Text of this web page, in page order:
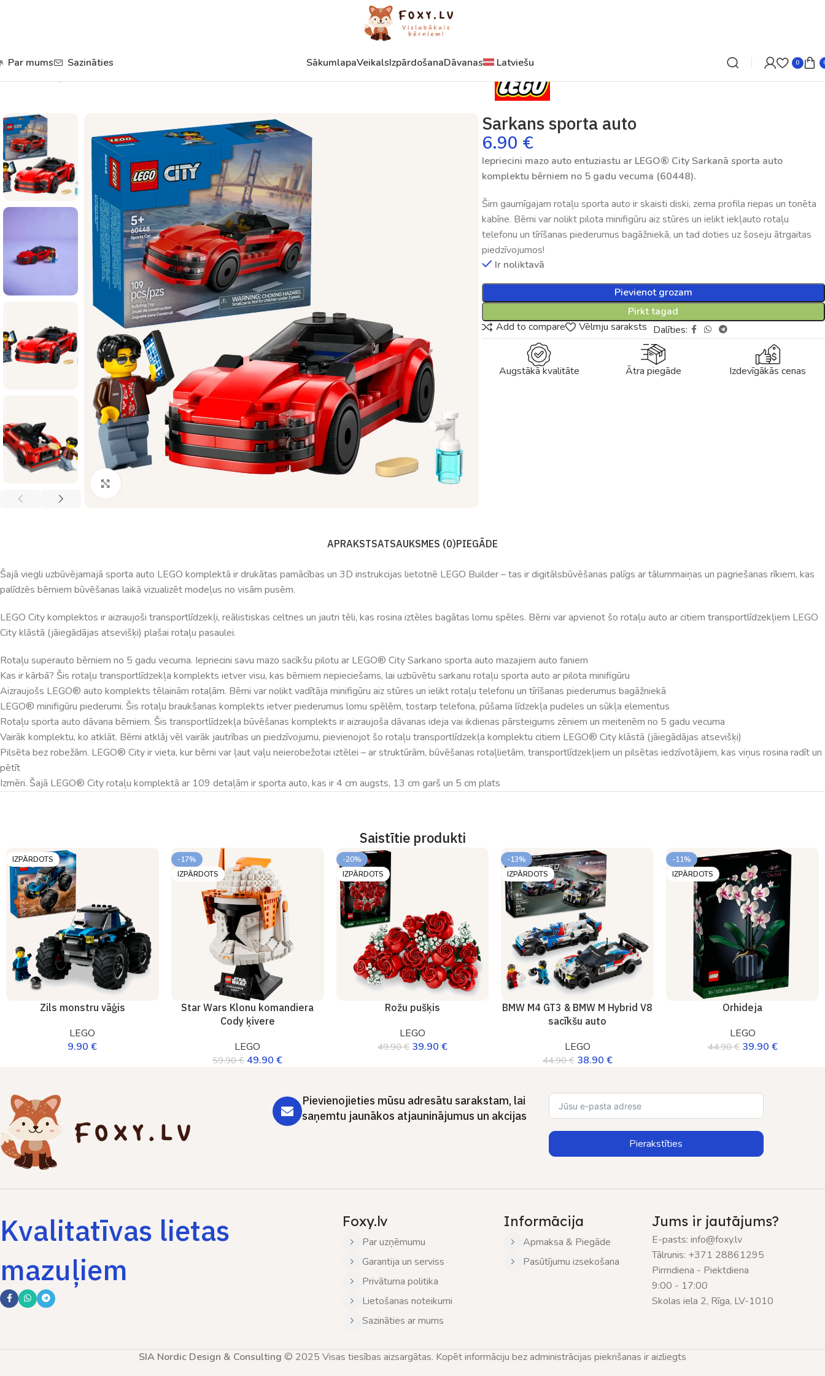
Par mums Sazināties SākumlapaVeikalsIzpārdošanaDāvanas Latviešu 0
Sarkans sporta auto
6.90 €
Iepriecini mazo auto entuziastu ar LEGO® City Sarkanā sporta auto
komplektu bērniem no 5 gadu vecuma (60448).
Šim gaumīgajam rotaļu sporta auto ir skaisti diski, zema profila riepas un tonēta
kabīne. Bērni var nolikt pilota minifigūru aiz stūres un ielikt iekļauto rotaļu
telefonu un tīrīšanas piederumus bagāžniekā, un tad doties uz šoseju ātrgaitas
piedzīvojumos!
Ir noliktavā
Pievienot grozam
Pirkt tagad
Add to compare
Vēlmju saraksts Dalīties:
Augstākā kvalitāte Ātra piegāde Izdevīgākās cenas
APRAKSTSATSAUKSMES (0)PIEGĀDE
Šajā viegli uzbūvējamajā sporta auto LEGO komplektā ir drukātas pamācības un 3D instrukcijas lietotnē LEGO Builder – tas ir digitālsbūvēšanas palīgs ar tālummaiņas un pagriešanas rīkiem, kas
palīdzēs bērniem būvēšanas laikā vizualizēt modeļus no visām pusēm.
LEGO City komplektos ir aizraujoši transportlīdzekļi, reālistiskas celtnes un jautri tēli, kas rosina iztēles bagātas lomu spēles. Bērni var apvienot šo rotaļu auto ar citiem transportlīdzekļiem LEGO
City klāstā (jāiegādājas atsevišķi) plašai rotaļu pasaulei.
Rotaļu superauto bērniem no 5 gadu vecuma. Iepriecini savu mazo sacīkšu pilotu ar LEGO® City Sarkano sporta auto mazajiem auto faniem
Kas ir kārbā? Šis rotaļu transportlīdzekļa komplekts ietver visu, kas bērniem nepieciešams, lai uzbūvētu sarkanu rotaļu sporta auto ar pilota minifigūru
Aizraujošs LEGO® auto komplekts tēlainām rotaļām. Bērni var nolikt vadītāja minifigūru aiz stūres un ielikt rotaļu telefonu un tīrīšanas piederumus bagāžniekā
LEGO® minifigūru piederumi. Šis rotaļu braukšanas komplekts ietver piederumus lomu spēlēm, tostarp telefona, pūšama līdzekļa pudeles un sūkļa elementus
Rotaļu sporta auto dāvana bērniem. Šis transportlīdzekļa būvēšanas komplekts ir aizraujoša dāvanas ideja vai ikdienas pārsteigums zēniem un meitenēm no 5 gadu vecuma
Vairāk komplektu, ko atklāt. Bērni atklāj vēl vairāk jautrības un piedzīvojumu, pievienojot šo rotaļu transportlīdzekļa komplektu citiem LEGO® City klāstā (jāiegādājas atsevišķi)
Pilsēta bez robežām. LEGO® City ir vieta, kur bērni var ļaut vaļu neierobežotai iztēlei – ar struktūrām, būvēšanas rotaļlietām, transportlīdzekļiem un pilsētas iedzīvotājiem, kas viņus rosina radīt un
pētīt
Izmēri. Šajā LEGO® City rotaļu komplektā ar 109 detaļām ir sporta auto, kas ir 4 cm augsts, 13 cm garš un 5 cm plats
Saistītie produkti
IZPĀRDOTS
Zils monstru vāģis
LEGO
9.90€
-17%
IZPĀRDOTS
Star Wars Klonu komandiera
Cody ķivere
LEGO
59.90€ 49.90€
-20%
IZPĀRDOTS
Rožu pušķis
LEGO
49.90€ 39.90 €
-13%
IZPĀRDOTS
BMW M4 GT3 & BMW M Hybrid V8
sacīkšu auto
LEGO
44.90€ 38.90 €
-11%
IZPĀRDOTS
Orhideja
LEGO
44.90€ 39.90 €
Pievienojieties mūsu adresātu sarakstam, lai
saņemtu jaunākos atjauninājumus un akcijas
Pierakstīties
Kvalitatīvas lietas
mazuļiem
Foxy.lv
Par uzņēmumu
Garantija un serviss
Privātuma politika
Lietošanas noteikumi
Sazināties ar mums
Informācija
Apmaksa & Piegāde
Pasūtījumu izsekošana
Jums ir jautājums?
E-pasts: info@foxy.lv
Tālrunis: +371 28861295
Pirmdiena - Piektdiena
9:00 - 17:00
Skolas iela 2, Rīga, LV-1010
SIA Nordic Design & Consulting © 2025 Visas tiesības aizsargātas. Kopēt informāciju bez administrācijas piekrišanas ir aizliegts